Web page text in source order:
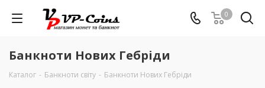
0
Банкноти Нових Гебріди
Каталог - Банкноти світу - Банкноти Нових Гебріди